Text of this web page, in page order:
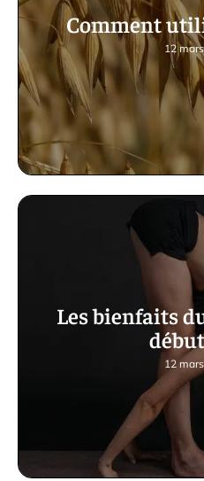
Comment
12
Les bienfaits
12